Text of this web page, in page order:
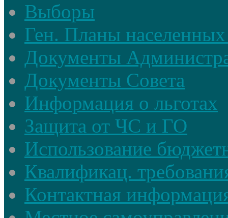
Выборы
Ген. Планы
Документы
Документы Совета
Информация о льготах
Защита от ЧС и ГО
Использование
Квалификац.
Контактная